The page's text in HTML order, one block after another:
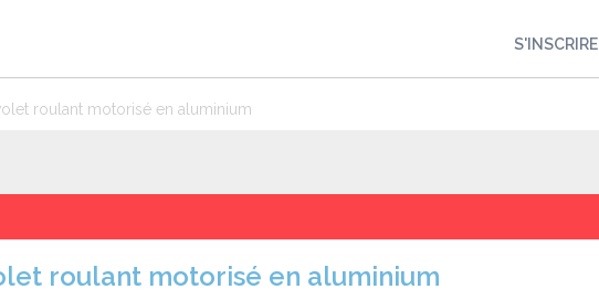
S'INSCRIRE
roulant motorisé en aluminium
roulant motorisé en aluminium